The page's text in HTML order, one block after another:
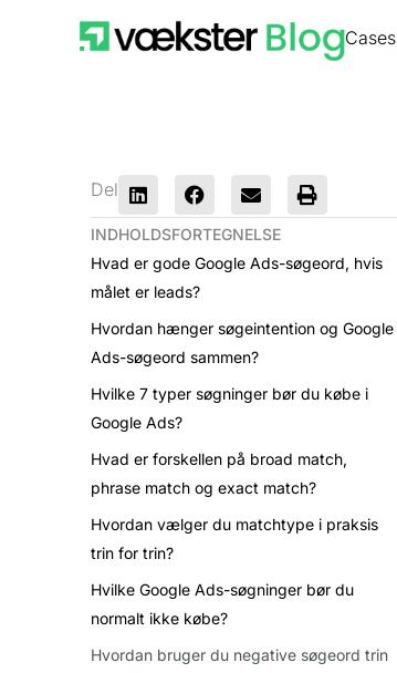
Cases
Del
INDHOLDSFORTEGNELSE
Hvad er gode Google Ads-søgeord, hvis
målet er leads?
Hvordan hænger søgeintention og Google
Ads-søgeord sammen?
Hvilke 7 typer søgninger bør du købe i
Google Ads?
Hvad er forskellen på broad match,
phrase match og exact match?
Hvordan vælger du matchtype i praksis
trin for trin?
Hvilke Google Ads-søgninger bør du
normalt ikke købe?
Hvordan bruger du negative søgeord trin